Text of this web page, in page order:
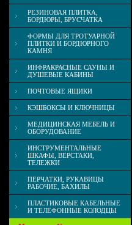
РЕЗИНОВАЯ ПЛИТКА,
БОРДЮРЫ, БРУСЧАТКА
ФОРМЫ ДЛЯ ТРОТУАРНОЙ
ПЛИТКИ И БОРДЮРНОГО
КАМНЯ
ИНФРАКРАСНЫЕ САУНЫ И
ДУШЕВЫЕ КАБИНЫ
ПОЧТОВЫЕ ЯЩИКИ
КЭШБОКСЫ И КЛЮЧНИЦЫ
МЕДИЦИНСКАЯ МЕБЕЛЬ И
ОБОРУДОВАНИЕ
ИНСТРУМЕНТАЛЬНЫЕ
ШКАФЫ, ВЕРСТАКИ,
ТЕЛЕЖКИ
ПЕРЧАТКИ, РУКАВИЦЫ
РАБОЧИЕ, БАХИЛЫ
ПЛАСТИКОВЫЕ КАБЕЛЬНЫЕ
И ТЕЛЕФОННЫЕ КОЛОДЦЫ